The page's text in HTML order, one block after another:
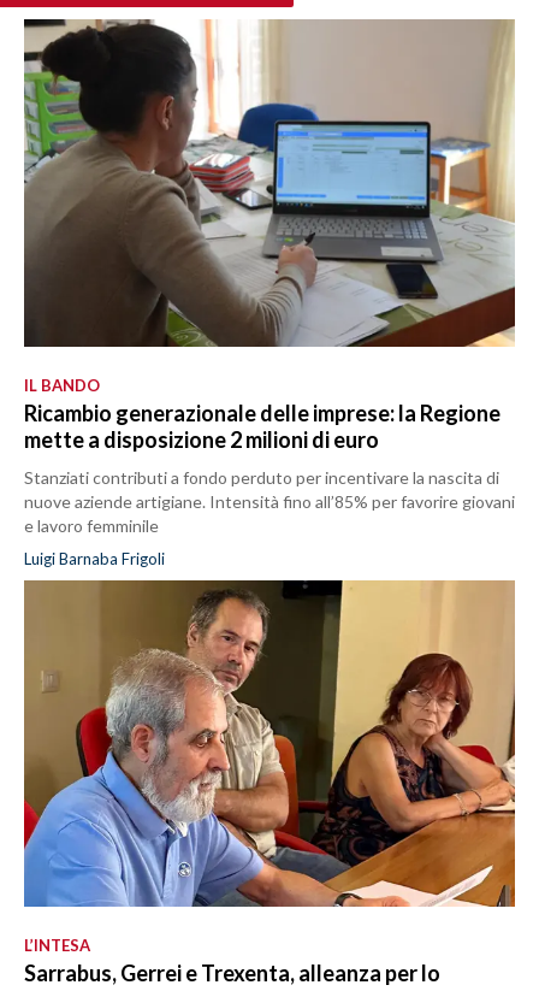
IL BANDO
Ricambio generazionale delle imprese: la Regione
mette a disposizione 2 milioni di euro
Stanziati contributi a fondo perduto per incentivare la nascita di
nuove aziende artigiane. Intensità fino all’85% per favorire giovani
e lavoro femminile
Luigi Barnaba Frigoli
L’INTESA
Sarrabus, Gerrei e Trexenta, alleanza per lo